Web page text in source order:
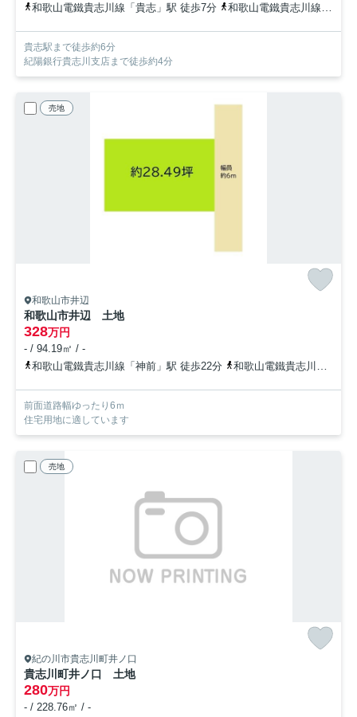
和歌山電鐵貴志川線「貴志」駅 徒歩7分
和歌山電鐵貴志川線「甘露寺前」駅 徒歩14分
貴志駅まで徒歩約6分
紀陽銀行貴志川支店まで徒歩約4分
売地
和歌山市井辺
和歌山市井辺 土地
328万円
- / 94.19㎡ / -
和歌山電鐵貴志川線「神前」駅 徒歩22分
和歌山電鐵貴志川線「日前宮」駅 徒歩25分
前面道路幅ゆったり6ｍ
住宅用地に適しています
売地
紀の川市貴志川町井ノ口
貴志川町井ノ口 土地
280万円
- / 228.76㎡ / -